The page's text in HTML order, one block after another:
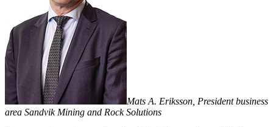
Mats A. Eriksson, President business
area Sandvik Mining and Rock Solutions